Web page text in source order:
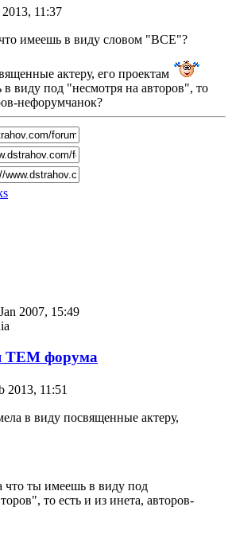
11:37
имеешь в виду словом "ВСЕ"?
актеру, его проектам
виду под "несмотря на авторов", то
нефорумчанок?
2007, 15:49
TЕМ форума
2013, 11:51
в виду посвященные актеру,
что ты имеешь в виду под
то есть и из инета, авторов-